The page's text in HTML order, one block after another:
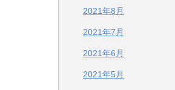
2021年8月
2021年7月
2021年6月
2021年5月